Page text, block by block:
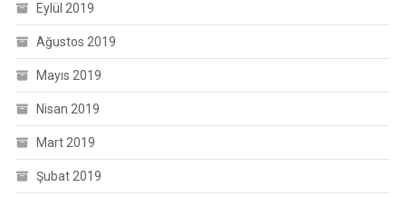
Eylül 2019
Ağustos 2019
Mayıs 2019
Nisan 2019
Mart 2019
Şubat 2019